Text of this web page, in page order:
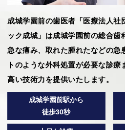
成城学園前の歯医者「医療法人
ック成城」は成城学園前の総合歯
急な痛み、取れた腫れたなどの急
トのような外科処置が必要な診
高い技術力を提供いたします。
成城学園前駅から
徒歩30秒